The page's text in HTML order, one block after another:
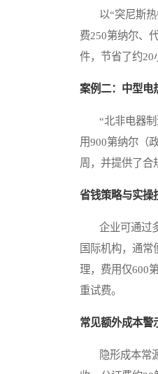
以“突尼斯热
费250第纳尔、
件，节省了约20
案例二：中型电
“北非电器制
用900第纳尔（
周，并提供了合
省钱策略与实操
企业可通过多
国际机构，通常
理，费用仅600
重试费。
常见额外成本警
隐形成本常源